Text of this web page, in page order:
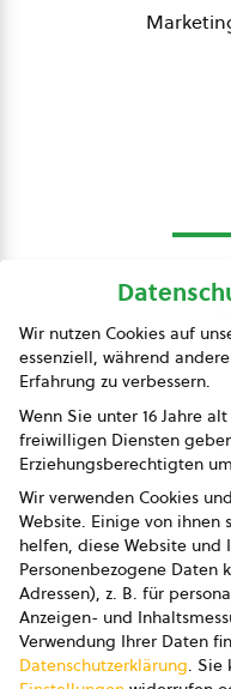
AGB
Wir nutzen Cookies auf
essenziell, während
Erfahrung zu verbessern.
Wenn Sie unter 16 Jahre
freiwilligen Diensten
Erziehungsberechtigten
Wir verwenden Cookies
Website. Einige von ihnen
helfen, diese Website und
Personenbezogene Daten
Adressen), z. B. für
Anzeigen- und
Verwendung Ihrer Daten
Datenschutzerklärung. Sie